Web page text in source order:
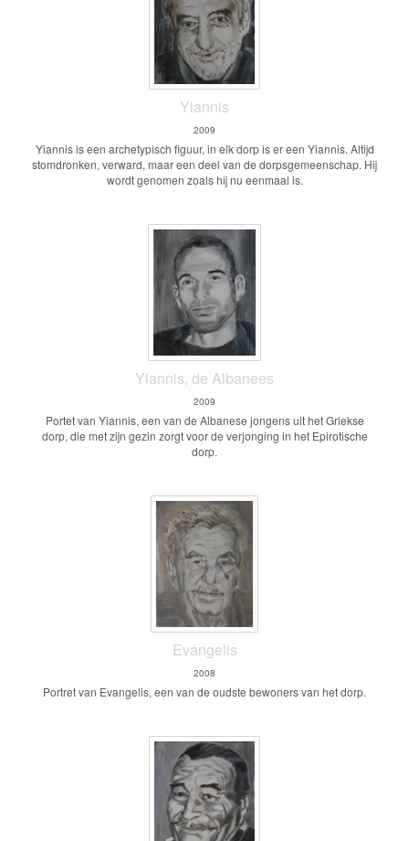
Yiannis
2009
Yiannis is een archetypisch figuur, in elk dorp is er een Yiannis. Altijd
stomdronken, verward, maar een deel van de dorpsgemeenschap. Hij
wordt genomen zoals hij nu eenmaal is.
Yiannis, de Albanees
2009
Portet van Yiannis, een van de Albanese jongens uit het Griekse
dorp, die met zijn gezin zorgt voor de verjonging in het Epirotische
dorp.
Evangelis
2008
Portret van Evangelis, een van de oudste bewoners van het dorp.